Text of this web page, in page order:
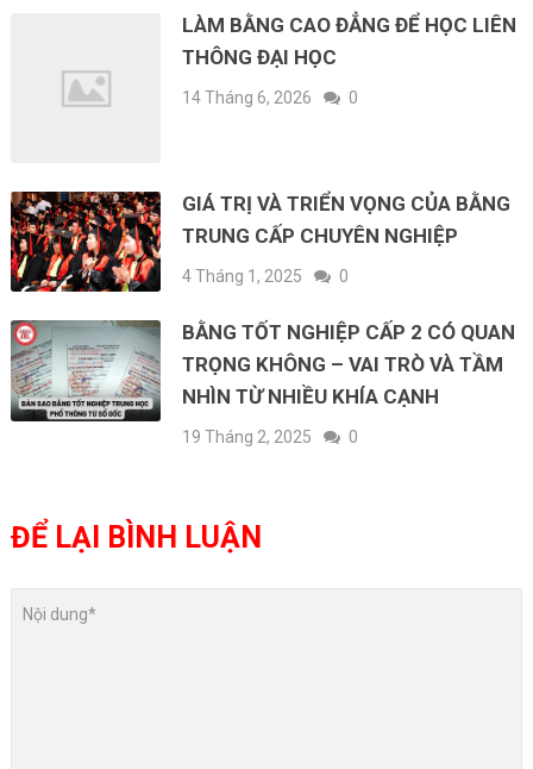
LÀM BẰNG CAO ĐẲNG ĐỂ HỌC LIÊN
THÔNG ĐẠI HỌC
14 Tháng 6, 2026 0
GIÁ TRỊ VÀ TRIỂN VỌNG CỦA BẰNG
TRUNG CẤP CHUYÊN NGHIỆP
4 Tháng 1, 2025 0
BẰNG TỐT NGHIỆP CẤP 2 CÓ QUAN
TRỌNG KHÔNG – VAI TRÒ VÀ TẦM
NHÌN TỪ NHIỀU KHÍA CẠNH
19 Tháng 2, 2025 0
ĐỂ LẠI BÌNH LUẬN